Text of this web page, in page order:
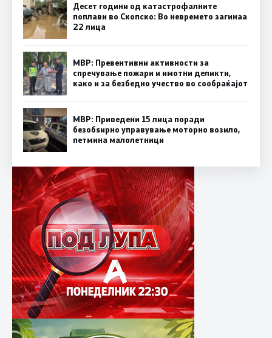
Десет години од катастрофалните
поплави во Скопско: Во невремето загинаа
22 лица
МВР: Превентивни активности за
спречување пожари и имотни деликти,
како и за безбедно учество во сообраќајот
МВР: Приведени 15 лица поради
безобѕирно управување моторно возило,
петмина малолетници